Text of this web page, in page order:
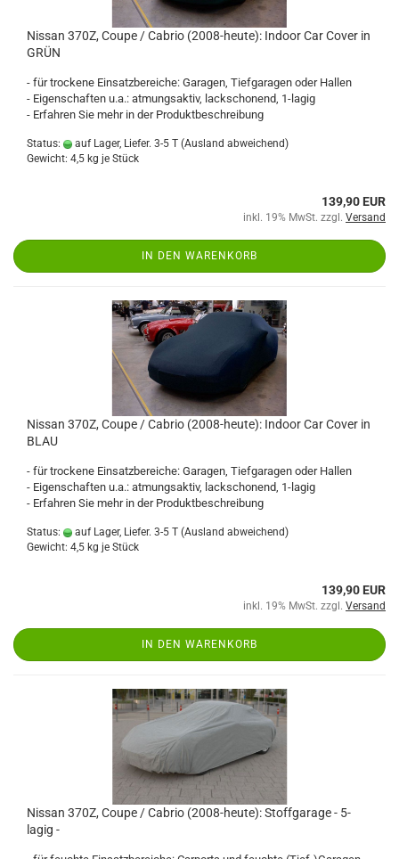
Nissan 370Z, Coupe / Cabrio (2008-heute): Indoor Car Cover in
GRÜN
- für trockene Einsatzbereiche: Garagen, Tiefgaragen oder Hallen
- Eigenschaften u.a.: atmungsaktiv, lackschonend, 1-lagig
- Erfahren Sie mehr in der Produktbeschreibung
Status: auf Lager, Liefer. 3-5 T (Ausland abweichend)
Gewicht: 4,5 kg je Stück
139,90 EUR
inkl. 19% MwSt. zzgl. Versand
IN DEN WARENKORB
Nissan 370Z, Coupe / Cabrio (2008-heute): Indoor Car Cover in
BLAU
- für trockene Einsatzbereiche: Garagen, Tiefgaragen oder Hallen
- Eigenschaften u.a.: atmungsaktiv, lackschonend, 1-lagig
- Erfahren Sie mehr in der Produktbeschreibung
Status: auf Lager, Liefer. 3-5 T (Ausland abweichend)
Gewicht: 4,5 kg je Stück
139,90 EUR
inkl. 19% MwSt. zzgl. Versand
IN DEN WARENKORB
Nissan 370Z, Coupe / Cabrio (2008-heute): Stoffgarage - 5-
lagig -